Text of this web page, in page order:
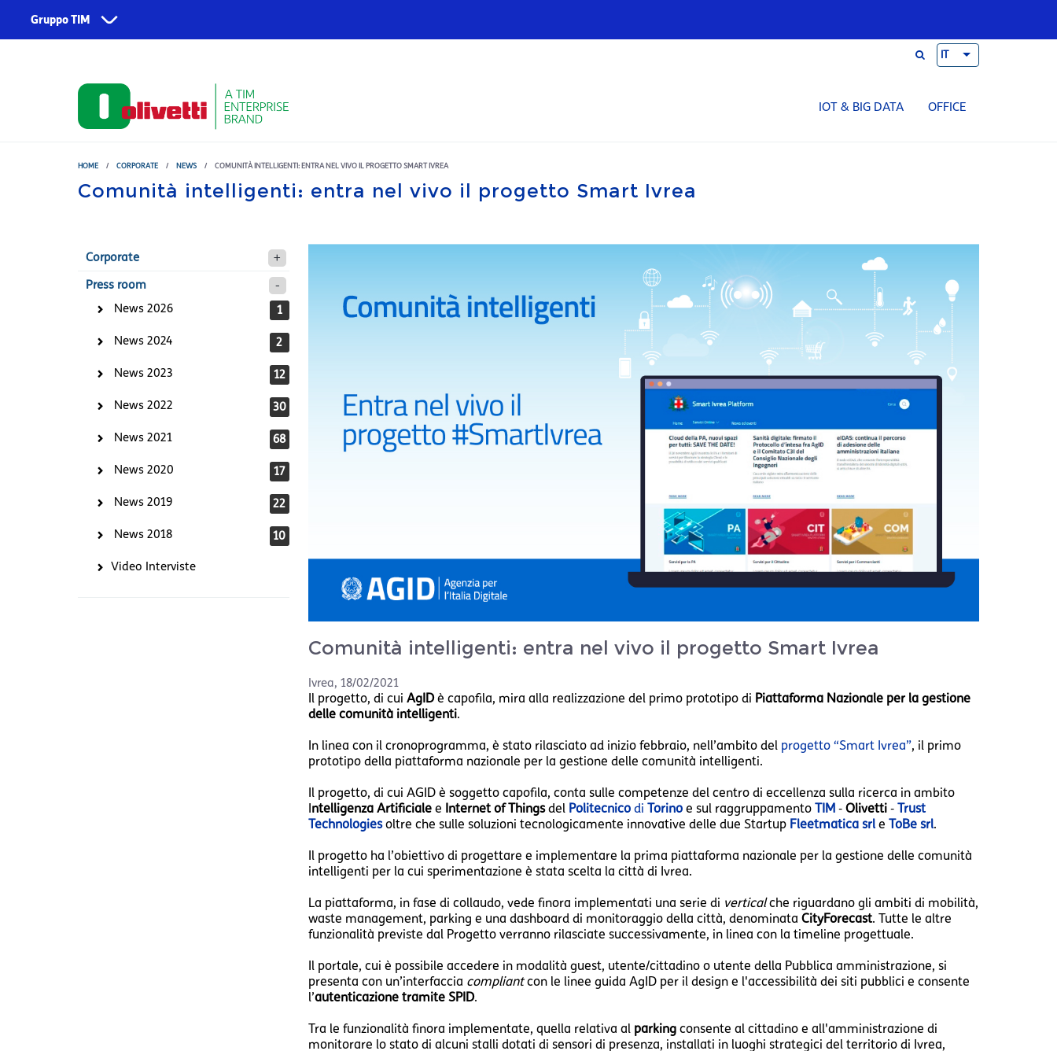
Gruppo TIM
Fondazione TIM
TIM
TIM Business
TIM Enterprise
Olivetti
IT
IOT & BIG DATA OFFICE
HOME / CORPORATE / NEWS / COMUNITÀ INTELLIGENTI: ENTRA NEL VIVO IL PROGETTO SMART IVREA
Comunità intelligenti: entra nel vivo il progetto Smart Ivrea
Corporate
Press room
News 2026
1
News 2024 2
News 2023 12
News 2022 30
News 2021 68
News 2020 17
News 2019 22
News 2018 10
Video Interviste
Comunità intelligenti: entra nel vivo il progetto Smart Ivrea
Ivrea, 18/02/2021
Il progetto, di cui AgIDè capofila, mira alla realizzazione del primo prototipo di Piattaforma Nazionale per la gestione
delle comunità intelligenti.
In linea con il cronoprogramma, è stato rilasciato ad inizio febbraio, nell’ambito del progetto “Smart Ivrea”, il primo
prototipo della piattaforma nazionale per la gestione delle comunità intelligenti.
Il progetto, di cui AGID è soggetto capofila, conta sulle competenze del centro di eccellenza sulla ricerca in ambito
Intelligenza Artificiale e Internet of Thingsdel Politecnico di Torinoe sul raggruppamento TIM ‐ Olivetti ‐ Trust
Technologiesoltre che sulle soluzioni tecnologicamente innovative delle due Startup Fleetmatica srl e ToBe srl.
Il progetto ha l’obiettivo di progettare e implementare la prima piattaforma nazionale per la gestione delle comunità
intelligenti per la cui sperimentazione è stata scelta la città di Ivrea.
La piattaforma, in fase di collaudo, vede finora implementati una serie di verticalche riguardano gli ambiti di mobilità,
waste management, parking e una dashboard di monitoraggio della città, denominata CityForecast. Tutte le altre
funzionalità previste dal Progetto verranno rilasciate successivamente, in linea con la timeline progettuale.
Il portale, cui è possibile accedere in modalità guest, utente/cittadino o utente della Pubblica amministrazione, si
presenta con un’interfaccia compliantcon le linee guida AgID per il design e l'accessibilità dei siti pubblici e consente
l’autenticazione tramite SPID.
Tra le funzionalità finora implementate, quella relativa al parkingconsente al cittadino e all'amministrazione di
monitorare lo stato di alcuni stalli dotati di sensori di presenza, installati in luoghi strategici del territorio di Ivrea,